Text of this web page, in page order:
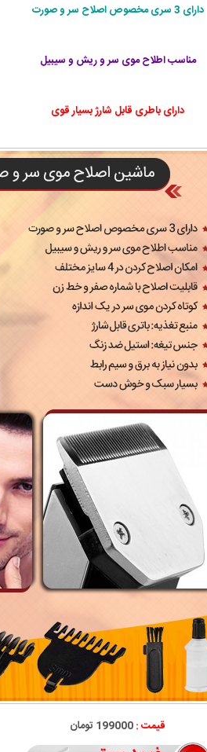
دارای 3 سری مخصوص اصلاح سر و صورت
مناسب اطلاح موی سر و ریش و سیبیل
دارای باطری قابل شارژ بسیار قوی
قیمت :199000 تومان